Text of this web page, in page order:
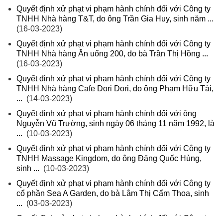
Quyết định xử phạt vi phạm hành chính đối với Công ty
TNHH Nhà hàng T&T, do ông Trần Gia Huy, sinh năm ...
(16-03-2023)
Quyết định xử phạt vi phạm hành chính đối với Công ty
TNHH Nhà hàng Ăn uống 200, do bà Trần Thị Hồng ...
(16-03-2023)
Quyết định xử phạt vi phạm hành chính đối với Công ty
TNHH Nhà hàng Cafe Dori Dori, do ông Phạm Hữu Tài,
... (14-03-2023)
Quyết định xử phạt vi phạm hành chính đối với ông
Nguyễn Vũ Trường, sinh ngày 06 tháng 11 năm 1992, là
... (10-03-2023)
Quyết định xử phạt vi phạm hành chính đối với Công ty
TNHH Massage Kingdom, do ông Đặng Quốc Hùng,
sinh ... (10-03-2023)
Quyết định xử phạt vi phạm hành chính đối với Công ty
cổ phần Sea A Garden, do bà Lâm Thị Cẩm Thoa, sinh
... (03-03-2023)